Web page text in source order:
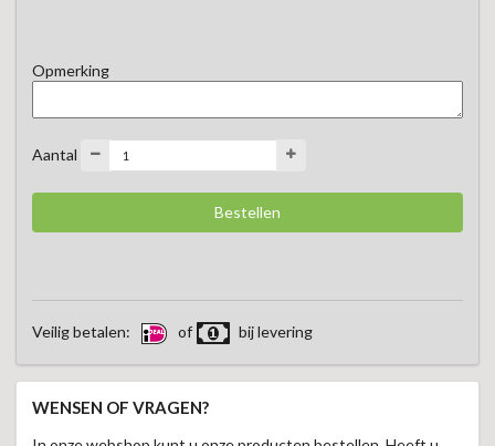
Opmerking
Aantal
Veilig betalen: of bij levering
WENSEN OF VRAGEN?